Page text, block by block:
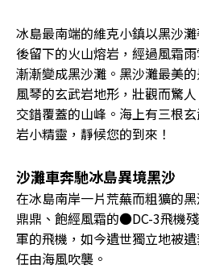
冰島最南端的維克小鎮以黑沙
後留下的火山熔岩，經過風霜
漸漸變成黑沙灘。黑沙灘最美
風琴的玄武岩地形，壯觀而驚
交錯覆蓋的山峰。海上有三根
岩小精靈，靜候您的到來！
沙灘車奔馳冰島異境黑沙
在冰島南岸一片荒蕪而粗獷的
鼎鼎、飽經風霜的●DC-3飛機
軍的飛機，如今遺世獨立地被
任由海風吹襲。